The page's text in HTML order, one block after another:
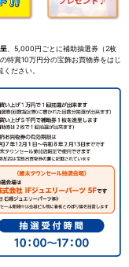
、5,000円ごとに補助抽選券（2枚
特賞10万円分の宝飾お買物券をはじ
ださい。